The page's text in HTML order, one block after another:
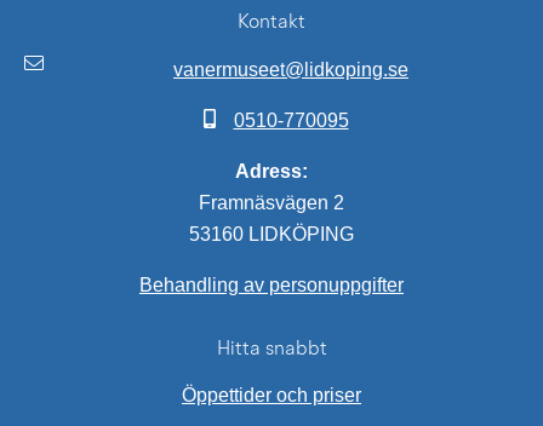
Kontakt
vanermuseet@lidkoping.se
0510-770095
Adress:
Framnäsvägen 2
53160 LIDKÖPING
Behandling av personuppgifter
Hitta snabbt
Öppettider och priser